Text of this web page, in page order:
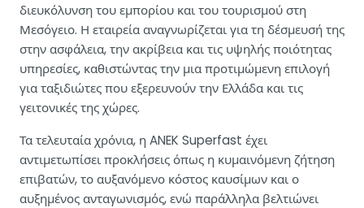
διευκόλυνση του εμπορίου και του τουρισμού στη
Μεσόγειο. Η εταιρεία αναγνωρίζεται για τη δέσμευσή της
στην ασφάλεια, την ακρίβεια και τις υψηλής ποιότητας
υπηρεσίες, καθιστώντας την μια προτιμώμενη επιλογή
για ταξιδιώτες που εξερευνούν την Ελλάδα και τις
γειτονικές της χώρες.
Τα τελευταία χρόνια, η ANEK Superfast έχει
αντιμετωπίσει προκλήσεις όπως η κυμαινόμενη ζήτηση
επιβατών, το αυξανόμενο κόστος καυσίμων και ο
αυξημένος ανταγωνισμός, ενώ παράλληλα βελτιώνει